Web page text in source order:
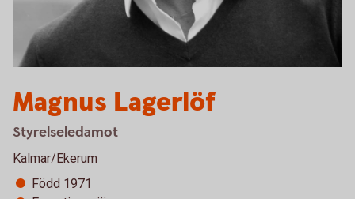
Magnus Lagerlöf
Styrelseledamot
Kalmar/Ekerum
Född 1971